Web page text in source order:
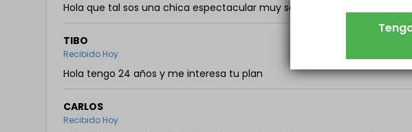
Hola que tal sos una chica espectacular muy sexi, sería un placer
TIBO
Recibido Hoy
Hola tengo 24 años y me interesa tu plan
CARLOS
Recibido Hoy